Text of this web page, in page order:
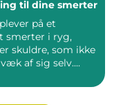
til dine smerter
på et
smerter i ryg,
skuldre, som ikke
af sig selv....